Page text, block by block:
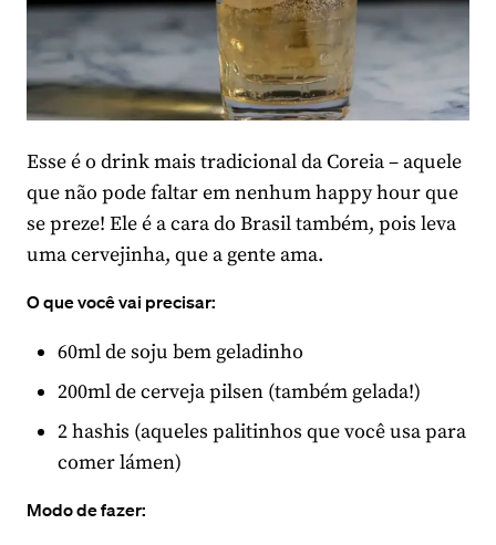
Esse é o drink mais tradicional da Coreia – aquele
que não pode faltar em nenhum happy hour que
se preze! Ele é a cara do Brasil também, pois leva
uma cervejinha, que a gente ama.
O que você vai precisar:
60ml de soju bem geladinho
200ml de cerveja pilsen (também gelada!)
2 hashis (aqueles palitinhos que você usa para
comer lámen)
Modo de fazer: